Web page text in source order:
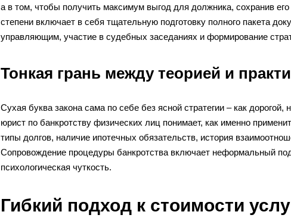
а в том, чтобы получить максимум выгод для должника, сохранив
степени включает в себя тщательную подготовку полного пакета
управляющим, участие в судебных заседаниях и формирование
Тонкая грань между теорией и
Сухая буква закона сама по себе без ясной стратегии – как
юрист по банкротству физических лиц понимает, как именно
типы долгов, наличие ипотечных обязательств, история
Сопровождение процедуры банкротства включает неформальный
психологическая чуткость.
Гибкий подход к стоимости